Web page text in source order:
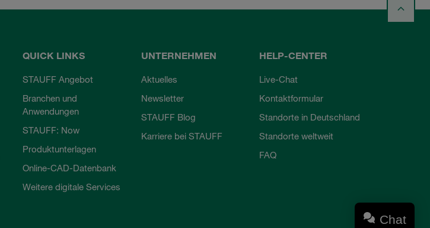
QUICK LINKS
STAUFF Angebot
Branchen und
Anwendungen
STAUFF: Now
Produktunterlagen
Online-CAD-Datenbank
Weitere digitale Services
UNTERNEHMEN
Aktuelles
Newsletter
STAUFF Blog
Karriere bei STAUFF
HELP-CENTER
Live-Chat
Kontaktformular
Standorte in Deutschland
Standorte weltweit
FAQ
Chat